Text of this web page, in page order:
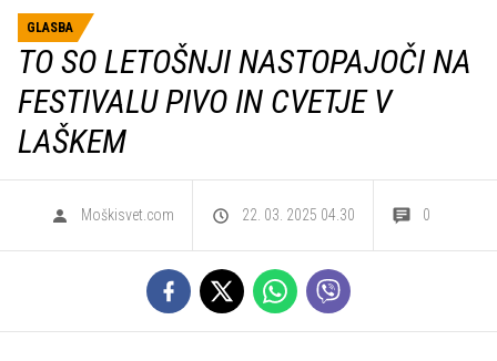
GLASBA
TO SO LETOŠNJI NASTOPAJOČI NA
FESTIVALU PIVO IN CVETJE V
LAŠKEM
Moškisvet.com 22. 03. 2025 04.30 0